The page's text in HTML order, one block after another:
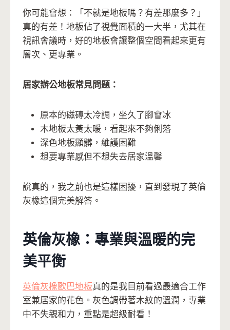
你可能會想：「不就是地板嗎？有差那麼多？」
真的有差！地板佔了視覺面積的一大半，尤其在
視訊會議時，好的地板會讓整個空間看起來更有
層次、更專業。
居家辦公地板常見問題：
原本的磁磚太冷調，坐久了腳會冰
木地板太黃太暖，看起來不夠俐落
深色地板顯髒，維護困難
想要專業感但不想失去居家溫馨
說真的，我之前也是這樣困擾，直到發現了英倫
灰橡這個完美解答。
英倫灰橡：專業與溫暖的完
美平衡
英倫灰橡歐巴地板真的是我目前看過最適合工作
室兼居家的花色。灰色調帶著木紋的溫潤，專業
中不失親和力，重點是超級耐看！